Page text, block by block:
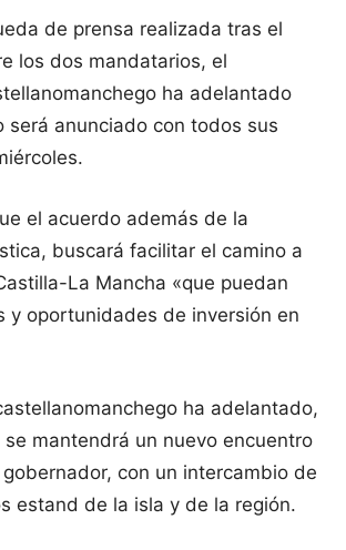
de prensa realizada tras el
los dos mandatarios, el
ha adelantado
será anunciado con todos sus
el acuerdo además de la
buscará facilitar el camino a
La Mancha «que puedan
y oportunidades de inversión en
ha adelantado,
se mantendrá un nuevo encuentro
con un intercambio de
estand de la isla y de la región.